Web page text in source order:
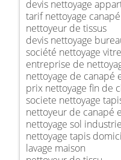
devis nettoyage
tarif nettoyage canapé
nettoyeur de tissus
devis nettoyage
société nettoyage
entreprise de
nettoyage de canapé
prix nettoyage fin de
societe nettoyage
nettoyeur de canapé
nettoyage sol
nettoyage tapis
lavage maison